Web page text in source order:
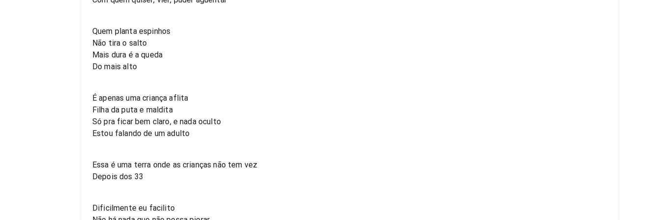
Quem planta espinhos
Não tira o salto
Mais dura é a queda
Do mais alto
É apenas uma criança aflita
Filha da puta e maldita
Só pra ficar bem claro, e nada oculto
Estou falando de um adulto
Essa é uma terra onde as crianças não tem vez
Depois dos 33
Dificilmente eu facilito